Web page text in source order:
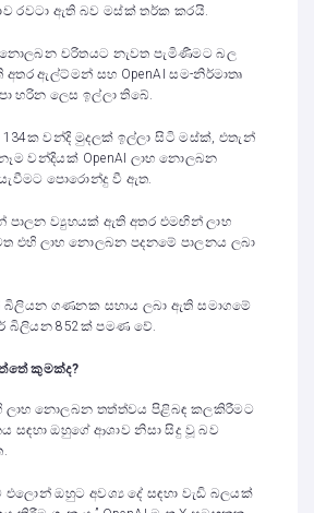
රවටා ඇති බව මස්ක් තර්ක කරයි.
නොලබන චරිතයට නැවත පැමිණීමට බල
ඇල්ට්මන් සහ OpenAI සම-නිර්මාතෘ
හරින ලෙස ඉල්ලා තිබේ.
වන්දි මුදලක් ඉල්ලා සිටි මස්ක්, එතැන්
වන්දියක් OpenAI ලාභ නොලබන
පොරොන්දු වී ඇත.
පාලන ව්‍යුහයක් ඇති අතර එමඟින් ලාභ
එහි ලාභ නොලබන පදනමේ පාලනය ලබා
ගණනක සහාය ලබා ඇති සමාගමේ
බිලියන 852ක් පමණ වේ.
කුමක්ද?
ලාභ නොලබන තත්ත්වය පිළිබඳ කලකිරීමට
සඳහා ඔහුගේ ආශාව නිසා සිදු වූ බව
එලොන් ඔහුට අවශ්‍ය දේ සඳහා වැඩි බලයක්